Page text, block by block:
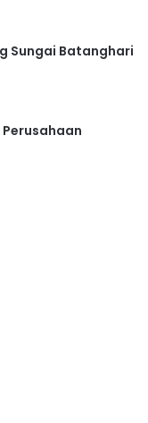
Sungai Batanghari